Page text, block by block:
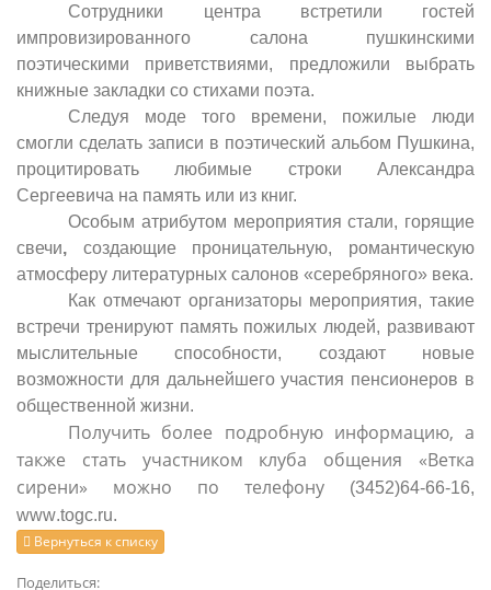
Сотрудники центра встретили гостей
импровизированного салона пушкинскими
поэтическими приветствиями, предложили выбрать
книжные закладки со стихами поэта.
Следуя моде того времени, пожилые люди
смогли сделать записи в поэтический альбом Пушкина,
процитировать любимые строки Александра
Сергеевича на память или из книг.
Особым атрибутом мероприятия стали, горящие
свечи, создающие проницательную, романтическую
атмосферу литературных салонов «серебряного» века.
Как отмечают организаторы мероприятия, такие
встречи тренируют память пожилых людей, развивают
мыслительные способности, создают новые
возможности для дальнейшего участия пенсионеров в
общественной жизни.
Получить более подробную информацию, а
также стать участником клуба общения «Ветка
сирени» можно по телефону (3452)64-66-16,
www.togc.ru.
Вернуться к списку
Поделиться: